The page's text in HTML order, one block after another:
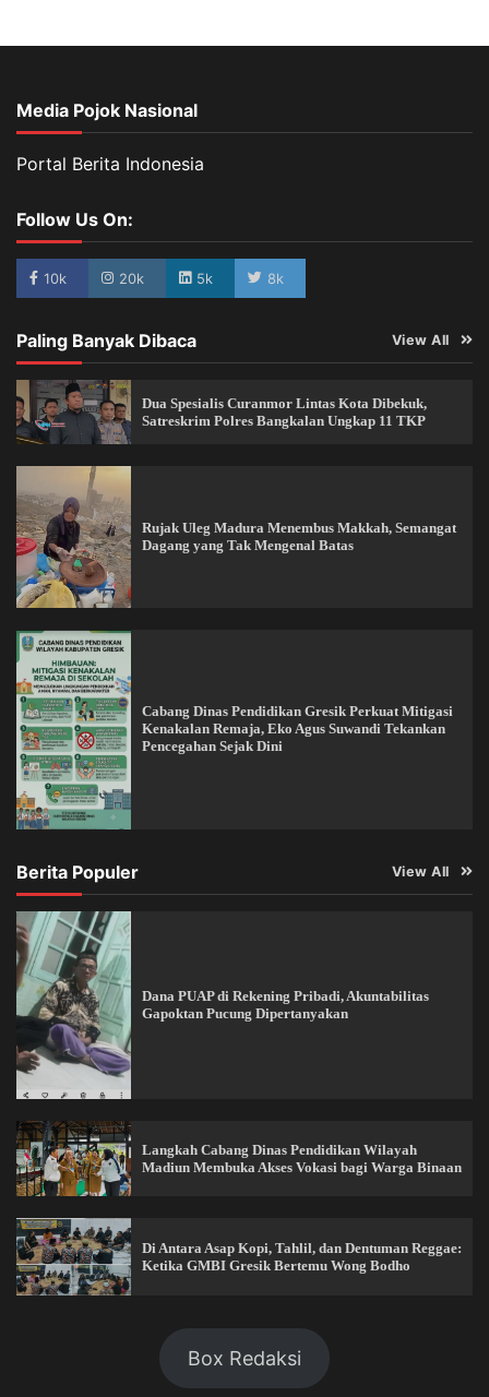
Media Pojok Nasional
Portal Berita Indonesia
Follow Us On:
10k 20k 5k 8k
Paling Banyak Dibaca View All
Dua Spesialis Curanmor Lintas Kota Dibekuk,
Satreskrim Polres Bangkalan Ungkap 11 TKP
Rujak Uleg Madura Menembus Makkah, Semangat
Dagang yang Tak Mengenal Batas
Cabang Dinas Pendidikan Gresik Perkuat Mitigasi
Kenakalan Remaja, Eko Agus Suwandi Tekankan
Pencegahan Sejak Dini
Berita Populer View All
Dana PUAP di Rekening Pribadi, Akuntabilitas
Gapoktan Pucung Dipertanyakan
Langkah Cabang Dinas Pendidikan Wilayah
Madiun Membuka Akses Vokasi bagi Warga Binaan
Di Antara Asap Kopi, Tahlil, dan Dentuman Reggae:
Ketika GMBI Gresik Bertemu Wong Bodho
Box Redaksi